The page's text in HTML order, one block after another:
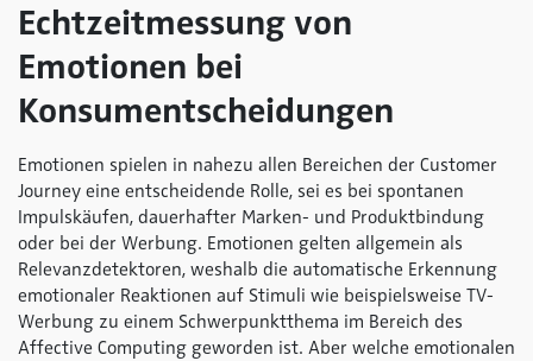
Echtzeitmessung von
Emotionen bei
Konsumentscheidungen
Emotionen spielen in nahezu allen Bereichen der Customer
Journey eine entscheidende Rolle, sei es bei spontanen
Impulskäufen, dauerhafter Marken- und Produktbindung
oder bei der Werbung. Emotionen gelten allgemein als
Relevanzdetektoren, weshalb die automatische Erkennung
emotionaler Reaktionen auf Stimuli wie beispielsweise TV-
Werbung zu einem Schwerpunktthema im Bereich des
Affective Computing geworden ist. Aber welche emotionalen